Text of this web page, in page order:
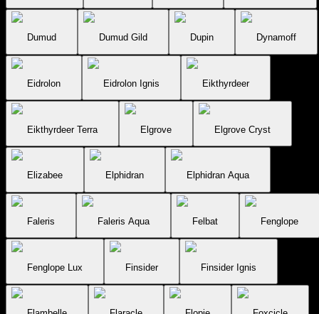
Dumud Dumud Gild Dupin Dynamoff
Eidrolon Eidrolon Ignis Eikthyrdeer
Eikthyrdeer Terra Elgrove Elgrove Cryst
Elizabee Elphidran Elphidran Aqua
Faleris Faleris Aqua Felbat Fenglope
Fenglope Lux Finsider Finsider Ignis